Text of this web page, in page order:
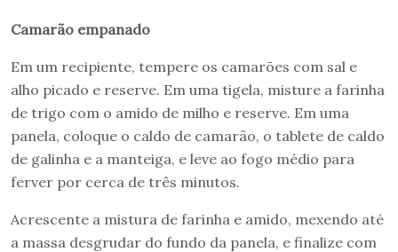
Camarão empanado
Em um recipiente, tempere os camarões com sal e
alho picado e reserve. Em uma tigela, misture a farinha
de trigo com o amido de milho e reserve. Em uma
panela, coloque o caldo de camarão, o tablete de caldo
de galinha e a manteiga, e leve ao fogo médio para
ferver por cerca de três minutos.
Acrescente a mistura de farinha e amido, mexendo até
a massa desgrudar do fundo da panela, e finalize com